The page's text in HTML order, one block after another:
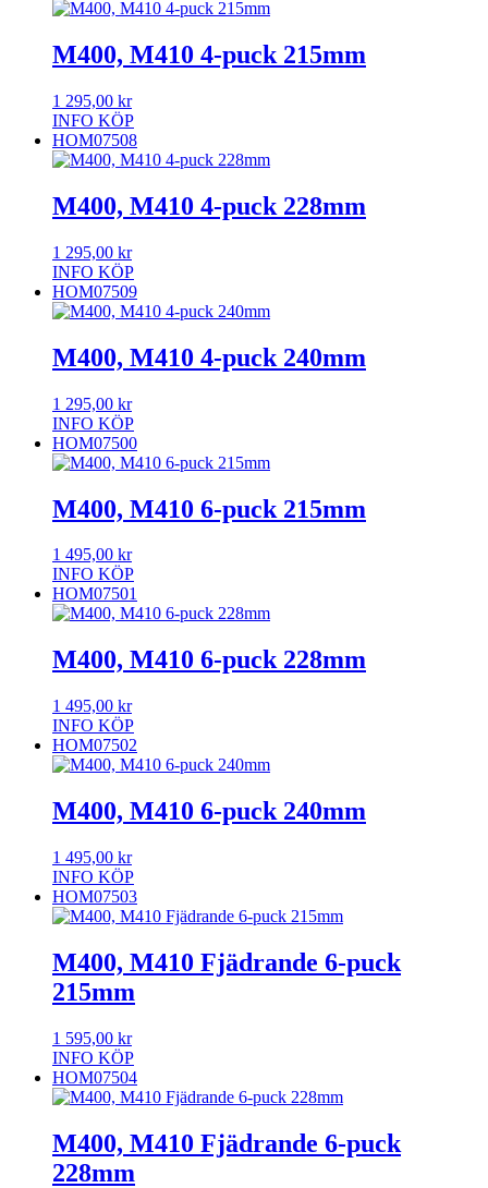
M400, M410 4-puck 215mm
1 295,00 kr
INFO KÖP
HOM07508
M400, M410 4-puck 228mm
1 295,00 kr
INFO KÖP
HOM07509
M400, M410 4-puck 240mm
1 295,00 kr
INFO KÖP
HOM07500
M400, M410 6-puck 215mm
1 495,00 kr
INFO KÖP
HOM07501
M400, M410 6-puck 228mm
1 495,00 kr
INFO KÖP
HOM07502
M400, M410 6-puck 240mm
1 495,00 kr
INFO KÖP
HOM07503
M400, M410 Fjädrande 6-puck
215mm
1 595,00 kr
INFO KÖP
HOM07504
M400, M410 Fjädrande 6-puck
228mm